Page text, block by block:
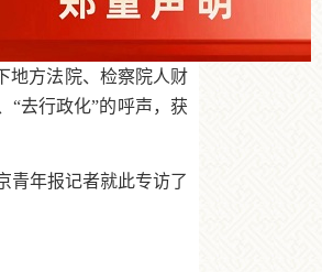
地方法院、检察院人财
“去行政化”的呼声，获
青年报记者就此专访了